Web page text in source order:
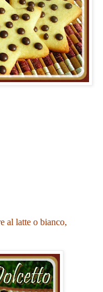
al latte o bianco,